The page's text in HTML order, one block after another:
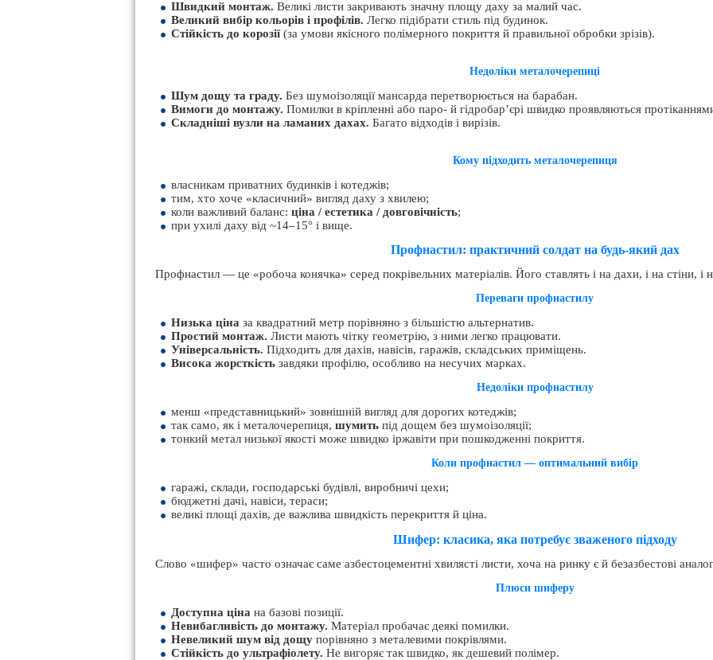
Швидкий монтаж. Великі листи закривають значну площу даху за малий час.
Великий вибір кольорів і профілів. Легко підібрати стиль під будинок.
Стійкість до корозії(за умови якісного полімерного покриття й правильної обробки зрізів).
Недоліки металочерепиці
Шум дощу та граду. Без шумоізоляції мансарда перетворюється на барабан.
Вимоги до монтажу. Помилки в кріпленні або паро- й гідробар’єрі швидко проявляються
Складніші вузли на ламаних дахах. Багато відходів і вирізів.
Кому підходить металочерепиця
власникам приватних будинків і котеджів;
тим, хто хоче «класичний» вигляд даху з хвилею;
коли важливий баланс: ціна / естетика / довговічність;
при ухилі даху від ~14–15° і вище.
Профнастил: практичний солдат на будь-який дах
Профнастил — це «робоча конячка» серед покрівельних матеріалів. Його ставлять і на дахи, і на стіни, і
Переваги профнастилу
Низька ціна за квадратний метр порівняно з більшістю альтернатив.
Простий монтаж. Листи мають чітку геометрію, з ними легко працювати.
Універсальність. Підходить для дахів, навісів, гаражів, складських приміщень.
Висока жорсткість завдяки профілю, особливо на несучих марках.
Недоліки профнастилу
менш «представницький» зовнішній вигляд для дорогих котеджів;
так само, як і металочерепиця, шумить під дощем без шумоізоляції;
тонкий метал низької якості може швидко іржавіти при пошкодженні покриття.
Коли профнастил — оптимальний вибір
гаражі, склади, господарські будівлі, виробничі цехи;
бюджетні дачі, навіси, тераси;
великі площі дахів, де важлива швидкість перекриття й ціна.
Шифер: класика, яка потребує зваженого підходу
Слово «шифер» часто означає саме азбестоцементні хвилясті листи, хоча на ринку є й безазбестові
Плюси шиферу
Доступна ціна на базові позиції.
Невибагливість до монтажу. Матеріал пробачає деякі помилки.
Невеликий шум від дощу порівняно з металевими покрівлями.
Стійкість до ультрафіолету. Не вигоряє так швидко, як дешевий полімер.